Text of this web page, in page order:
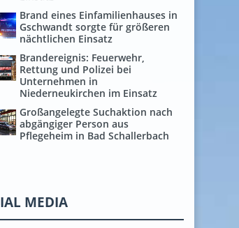
Brand eines Einfamilienhauses in
Gschwandt sorgte für größeren
nächtlichen Einsatz
Brandereignis: Feuerwehr,
Rettung und Polizei bei
Unternehmen in
Niederneukirchen im Einsatz
Großangelegte Suchaktion nach
abgängiger Person aus
Pflegeheim in Bad Schallerbach
MEDIA